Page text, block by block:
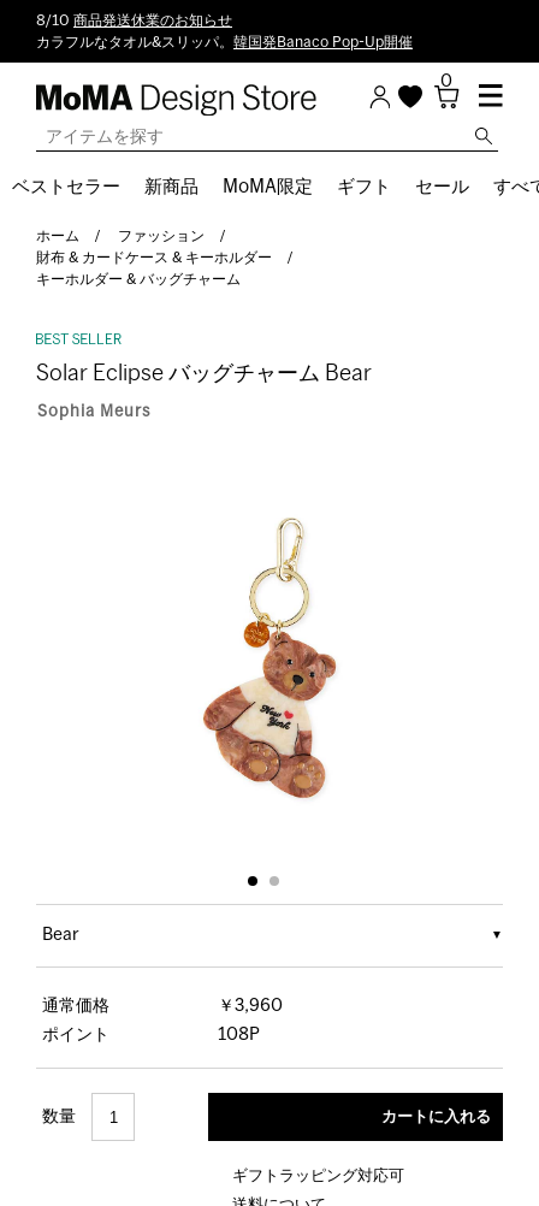
8/10 商品発送休業のお知らせ
カラフルなタオル&スリッパ。 韓国発Banaco Pop-Up開催
0
ベストセラー 新商品 MoMA限定 ギフト セール すべ
ホーム
ファッション
財布 & カードケース & キーホルダー
キーホルダー & バッグチャーム
Solar Eclipse バッグチャーム Bear
Sophia Meurs
Bear
通常価格
￥3,960
ポイント
108P
数量
ギフトラッピング対応可